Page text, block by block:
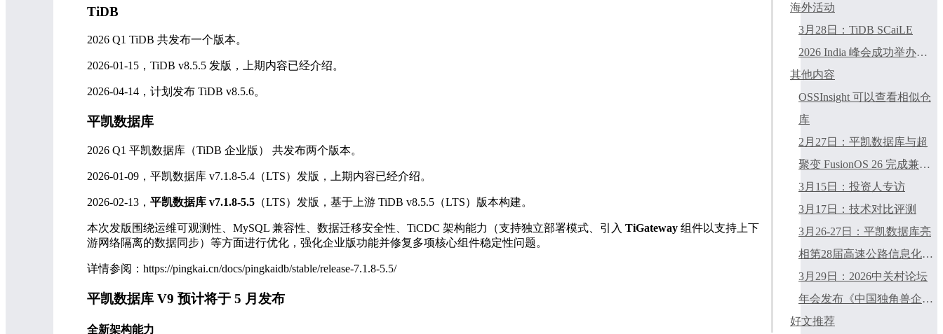
TiDB
2026 Q1 TiDB 共发布一个版本。
2026-01-15，TiDB v8.5.5 发版，上期内容已经介绍。
2026-04-14，计划发布 TiDB v8.5.6。
平凯数据库
2026 Q1 平凯数据库（TiDB 企业版） 共发布两个版本。
2026-01-09，平凯数据库 v7.1.8-5.4（LTS）发版，上期内容已经介绍。
2026-02-13， 平凯数据库 v7.1.8-5.5 （LTS）发版，基于上游 TiDB v8.5.5（LTS）版本构建。
本次发版围绕运维可观测性、MySQL 兼容性、数据迁移安全性、TiCDC 架构能力（支持独立部署模式、引入 TiGateway 组件以支持上下
游网络隔离的数据同步）等方面进行优化，强化企业版功能并修复多项核心组件稳定性问题。
详情参阅：https://pingkai.cn/docs/pingkaidb/stable/release-7.1.8-5.5/
平凯数据库 V9 预计将于 5 月发布
全新架构能力
海外活动
3月28日：TiDB SCaiLE
2026 India 峰会成功举办
（班加罗尔）
其他内容
OSSInsight 可以查看相似仓
库
2月27日：平凯数据库与超
聚变 FusionOS 26 完成兼容
性认证
3月15日：投资人专访
3月17日：技术对比评测
3月26-27日：平凯数据库亮
相第28届高速公路信息化大
会
3月29日：2026中关村论坛
年会发布《中国独角兽企业
发展报告（2026）》
好文推荐